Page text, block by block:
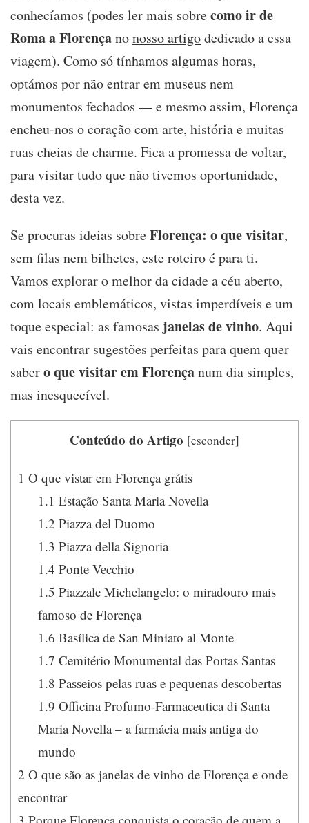
conhecíamos (podes ler mais sobrecomo ir de
Roma a Florençanonosso artigodedicado a essa
viagem). Como só tínhamos algumas horas,
optámos por não entrar em museus nem
monumentos fechados — e mesmo assim, Florença
encheu-nos o coração com arte, história e muitas
ruas cheias de charme. Fica a promessa de voltar,
para visitar tudo que não tivemos oportunidade,
desta vez.
Se procuras ideias sobreFlorença: o que visitar,
sem filas nem bilhetes, este roteiro é para ti.
Vamos explorar o melhor da cidade a céu aberto,
com locais emblemáticos, vistas imperdíveis e um
toque especial: as famosas janelas de vinho. Aqui
vais encontrar sugestões perfeitas para quem quer
sabero que visitar em Florençanum dia simples,
mas inesquecível.
Conteúdo do Artigo [esconder]
1 O que vistar em Florença grátis
1.1 Estação Santa Maria Novella
1.2 Piazza del Duomo
1.3 Piazza della Signoria
1.4 Ponte Vecchio
1.5 Piazzale Michelangelo: o miradouro mais
famoso de Florença
1.6 Basílica de San Miniato al Monte
1.7 Cemitério Monumental das Portas Santas
1.8 Passeios pelas ruas e pequenas descobertas
1.9 Officina Profumo-Farmaceutica di Santa
Maria Novella – a farmácia mais antiga do
mundo
2 O que são as janelas de vinho de Florença e onde
encontrar